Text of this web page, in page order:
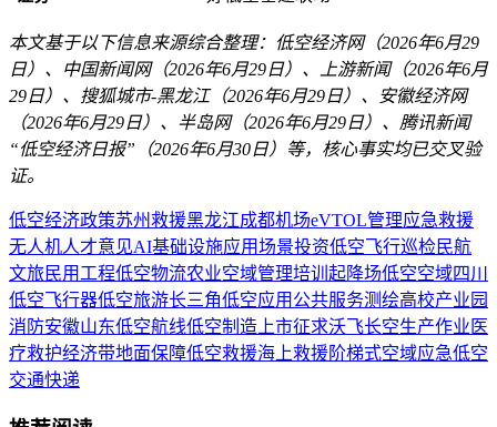
本文基于以下信息来源综合整理：低空经济网（2026年6月29
日）、中国新闻网（2026年6月29日）、上游新闻（2026年6月
29日）、搜狐城市-黑龙江（2026年6月29日）、安徽经济网
（2026年6月29日）、半岛网（2026年6月29日）、腾讯新闻
“低空经济日报”（2026年6月30日）等，核心事实均已交叉验
证。
低空经济政策苏州救援黑龙江成都机场eVTOL管理应急救援
无人机人才意见AI基础设施应用场景投资低空飞行巡检民航
文旅民用 工程低空物流农业空域管理培训 起降场低空空域四川
低空飞行器低空旅游长三角低空应用 公共服务测绘高校产业园
消防安徽山东低空航线低空制造 上市征求沃飞长空生产作业 医
疗救护经济带地面保障低空救援海上救援阶梯式空域应急低空
交通快递